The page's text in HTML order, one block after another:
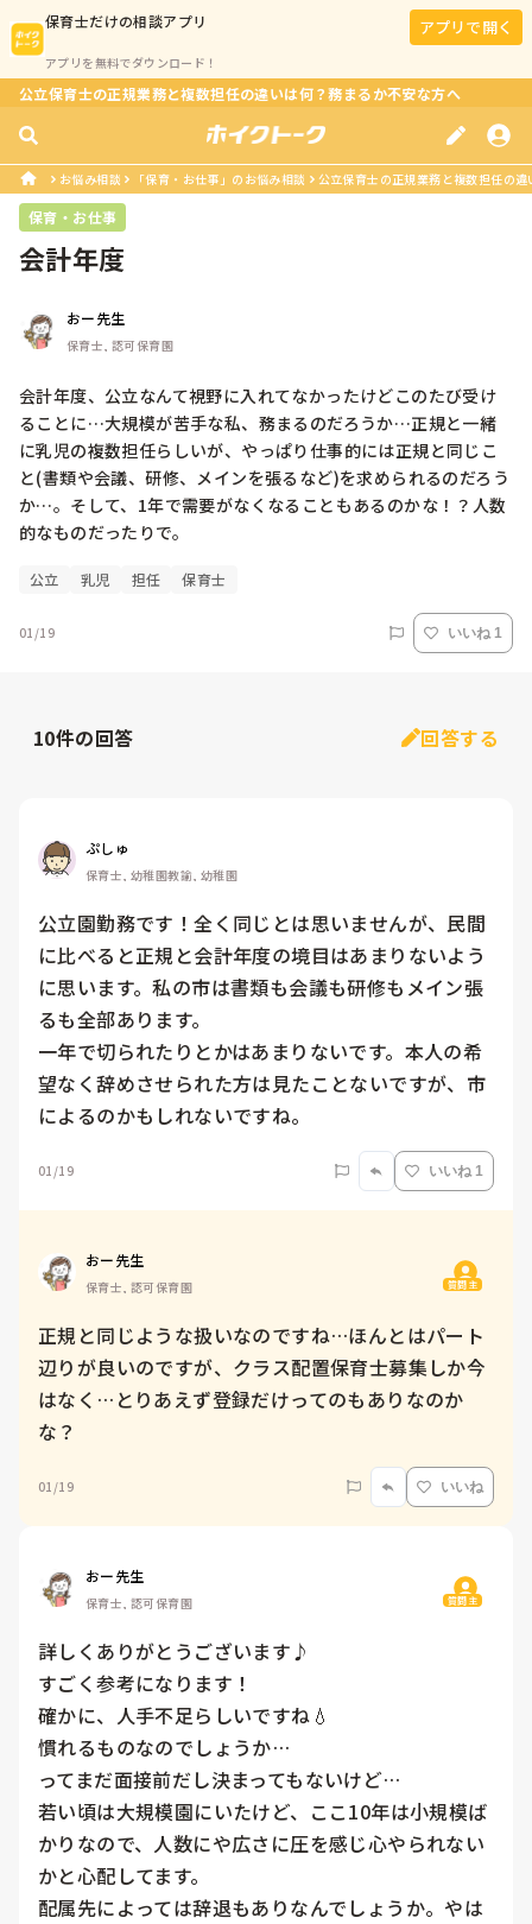
保育士だけの相談アプリ
アプリを無料でダウンロード！
アプリで開く
公立保育士の正規業務と複数担任の違いは何？務まるか不安な方へ
お悩み相談 「保育・お仕事」のお悩み相談 公立保育士の正規業務と複数担任の
保育・お仕事
会計年度
おー先生
保育士, 認可保育園
会計年度、公立なんて視野に入れてなかったけどこのたび受け
ることに…大規模が苦手な私、務まるのだろうか…正規と一緒
に乳児の複数担任らしいが、やっぱり仕事的には正規と同じこ
と(書類や会議、研修、メインを張るなど)を求められるのだろう
か…。そして、1年で需要がなくなることもあるのかな！？人数
的なものだったりで。
公立 乳児 担任 保育士
01/19 いいね 1
10件の回答 回答する
ぷしゅ
保育士, 幼稚園教諭, 幼稚園
公立園勤務です！全く同じとは思いませんが、民間
に比べると正規と会計年度の境目はあまりないよう
に思います。私の市は書類も会議も研修もメイン張
るも全部あります。
一年で切られたりとかはあまりないです。本人の希
望なく辞めさせられた方は見たことないですが、市
によるのかもしれないですね。
01/19 いいね 1
おー先生
保育士, 認可保育園 質問主
正規と同じような扱いなのですね…ほんとはパート
辺りが良いのですが、クラス配置保育士募集しか今
はなく…とりあえず登録だけってのもありなのか
な？
01/19 いいね
おー先生
保育士, 認可保育園 質問主
詳しくありがとうございます♪
すごく参考になります！
確かに、人手不足らしいですね💧
慣れるものなのでしょうか…
ってまだ面接前だし決まってもないけど…
若い頃は大規模園にいたけど、ここ10年は小規模ば
かりなので、人数にや広さに圧を感じ心やられない
かと心配してます。
配属先によっては辞退もありなんでしょうか。やは